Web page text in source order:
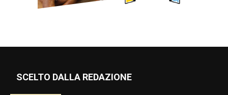
SCELTO DALLA REDAZIONE